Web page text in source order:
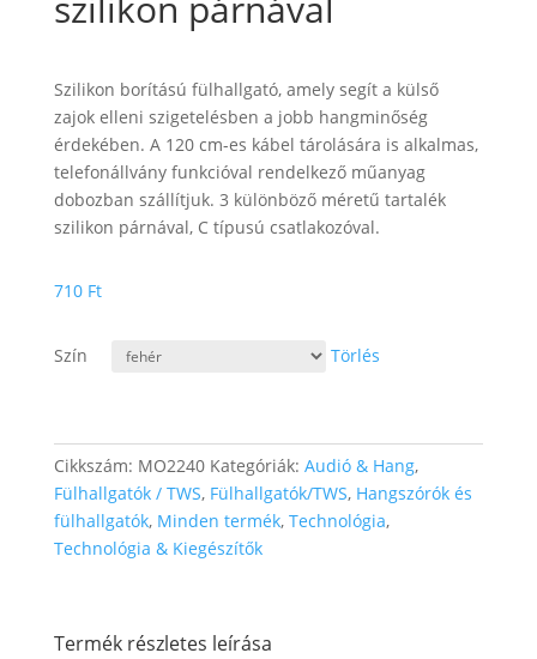
Szilikon borítású fülhallgató, amely segít a külső
zajok elleni szigetelésben a jobb hangminőség
érdekében. A 120 cm-es kábel tárolására is alkalmas,
telefonállvány funkcióval rendelkező műanyag
dobozban szállítjuk. 3 különböző méretű tartalék
szilikon párnával, C típusú csatlakozóval.
710 Ft
Szín Törlés
Cikkszám: MO2240 Kategóriák: Audió & Hang,
Fülhallgatók / TWS, Fülhallgatók/TWS, Hangszórók és
fülhallgatók, Minden termék, Technológia,
Technológia & Kiegészítők
Termék részletes leírása